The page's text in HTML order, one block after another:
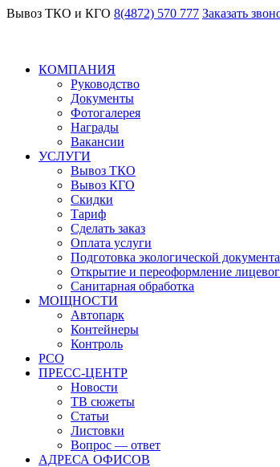
Вывоз ТКО и КГО 8(4872) 570 777 Заказать
КОМПАНИЯ
Руководство
Документы
Фотогалерея
Награды
Вакансии
УСЛУГИ
Вывоз ТКО
Вывоз КГО
Скидки
Тариф
Сделать заказ
Оплата услуги
Подготовка экологической
Открытие и переоформление
Санитарная обработка
МОЩНОСТИ
Автопарк
Контейнеры
Контроль
РСО
ПРЕСС-ЦЕНТР
Новости
ТВ сюжеты
Статьи
Листовки
Вопрос — ответ
АДРЕСА ОФИСОВ